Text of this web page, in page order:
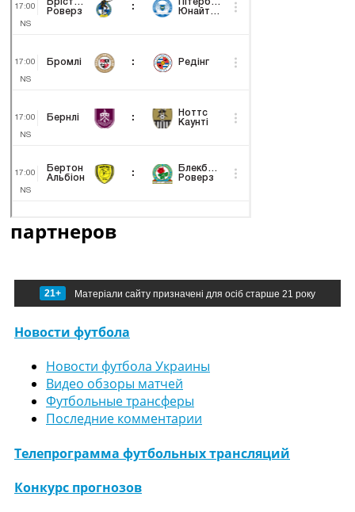
партнеров
21+ Матеріали сайту призначені для осіб старше 21 року
Новости футбола
Новости футбола Украины
Видео обзоры матчей
Футбольные трансферы
Последние комментарии
Телепрограмма футбольных трансляций
Конкурс прогнозов